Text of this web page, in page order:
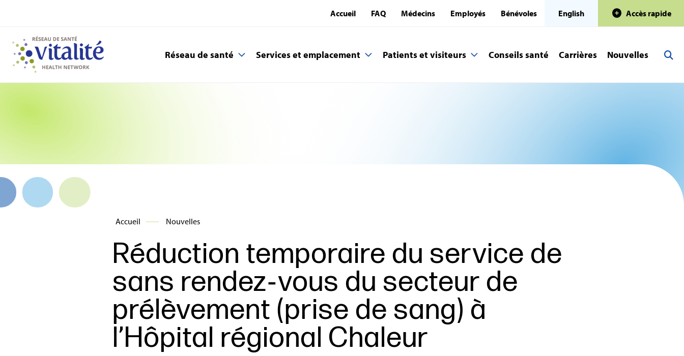
Accueil FAQ Médecins Employés Bénévoles English Accès rapide
Réseau de santé Services et emplacement Patients et visiteurs Conseils santé Carrières Nouvelles
Accueil Nouvelles
Réduction temporaire du service de
sans rendez‑vous du secteur de
prélèvement (prise de sang) à
l’Hôpital régional Chaleur